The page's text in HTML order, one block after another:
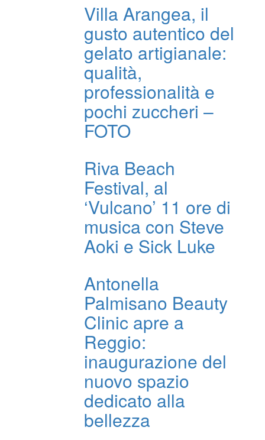
Villa Arangea, il
gusto autentico del
gelato artigianale:
qualità,
professionalità e
pochi zuccheri –
FOTO
Riva Beach
Festival, al
‘Vulcano’ 11 ore di
musica con Steve
Aoki e Sick Luke
Antonella
Palmisano Beauty
Clinic apre a
Reggio:
inaugurazione del
nuovo spazio
dedicato alla
bellezza